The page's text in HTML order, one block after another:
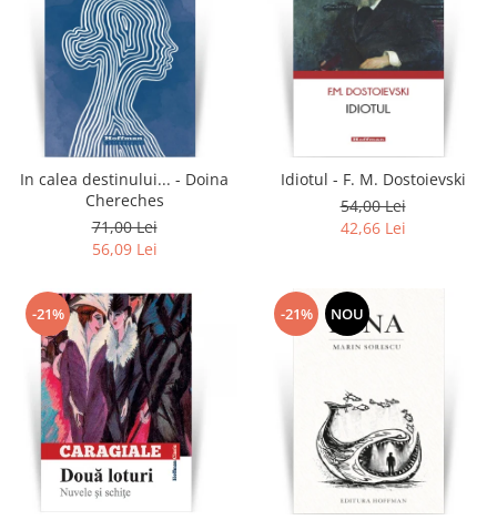
In calea destinului... - Doina
Chereches
71,00 Lei
56,09 Lei
Idiotul - F. M. Dostoievski
54,00 Lei
42,66 Lei
-21% -21% NOU